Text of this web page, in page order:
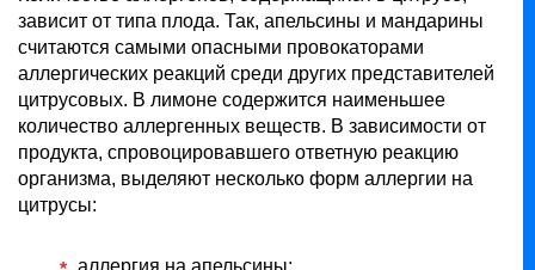
зависит от типа плода. Так, апельсины и мандарины
считаются самыми опасными провокаторами
аллергических реакций среди других представителей
цитрусовых. В лимоне содержится наименьшее
количество аллергенных веществ. В зависимости от
продукта, спровоцировавшего ответную реакцию
организма, выделяют несколько форм аллергии на
цитрусы: